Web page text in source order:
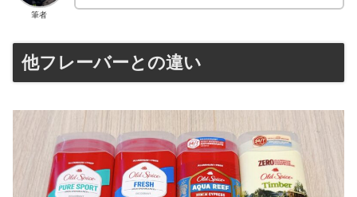
筆者
他フレーバーとの違い